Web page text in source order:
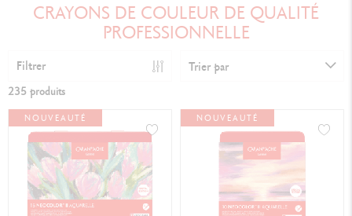
CRAYONS DE COULEUR DE QUALITÉ
PROFESSIONNELLE
Filtrer Trier par
235 produits
NOUVEAUTÉ NOUVEAUTÉ